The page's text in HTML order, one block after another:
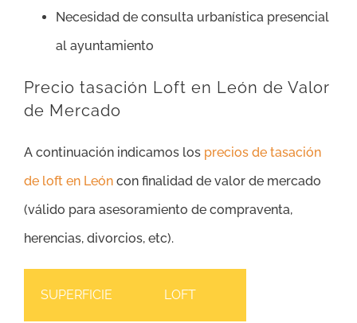
Necesidad de consulta urbanística presencial
al ayuntamiento
Precio tasación Loft en León de Valor
de Mercado
A continuación indicamos los precios de tasación
de loft en León con finalidad de valor de mercado
(válido para asesoramiento de compraventa,
herencias, divorcios, etc).
SUPERFICIE LOFT